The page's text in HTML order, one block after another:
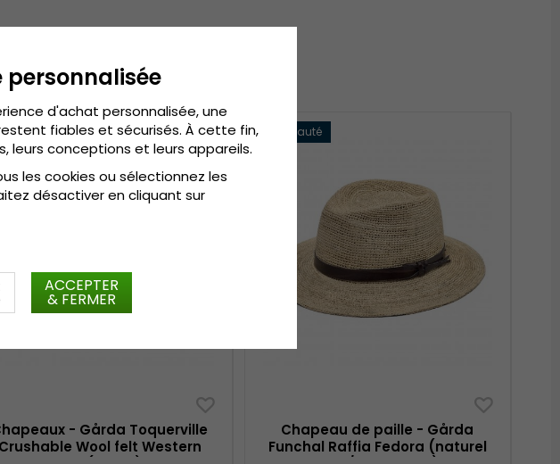
- Gårda Toquerville
Crushable Wool felt Western
Nouveauté
Chapeau de paille - Gårda
Funchal Raffia Fedora (naturel
personnalisée
d'achat personnalisée, une
fiables et sécurisés. À cette fin,
leurs conceptions et leurs appareils.
les cookies ou sélectionnez les
désactiver en cliquant sur
ACCEPTER
& FERMER